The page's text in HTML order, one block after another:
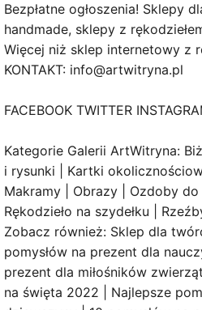
Bezpłatne ogłoszenia! Sklepy
handmade, sklepy z
Więcej niż sklep internetowy z
KONTAKT: info@artwitryna.pl
FACEBOOK TWITTER
Kategorie Galerii ArtWitryna:
i rysunki | Kartki
Makramy | Obrazy | Ozdoby do
Rękodzieło na szydełku |
Zobacz również: Sklep dla
pomysłów na prezent dla
prezent dla miłośników
na święta 2022 | Najlepsze